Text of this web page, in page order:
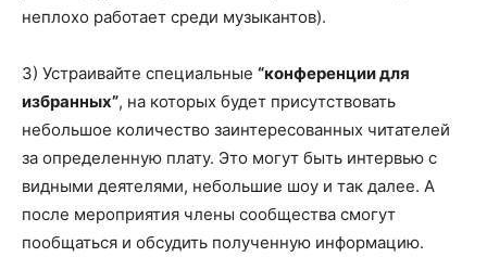
неплохо работает среди музыкантов).
3) Устраивайте специальные “конференции для
избранных”, на которых будет присутствовать
небольшое количество заинтересованных читателей
за определенную плату. Это могут быть интервью с
видными деятелями, небольшие шоу и так далее. А
после мероприятия члены сообщества смогут
пообщаться и обсудить полученную информацию.